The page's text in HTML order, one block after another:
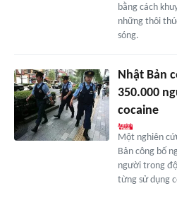
bằng cách
những thôi
sóng.
Nhật Bản
350.000
cocaine
Một nghiên
Bản công bố
người trong
từng sử dụng